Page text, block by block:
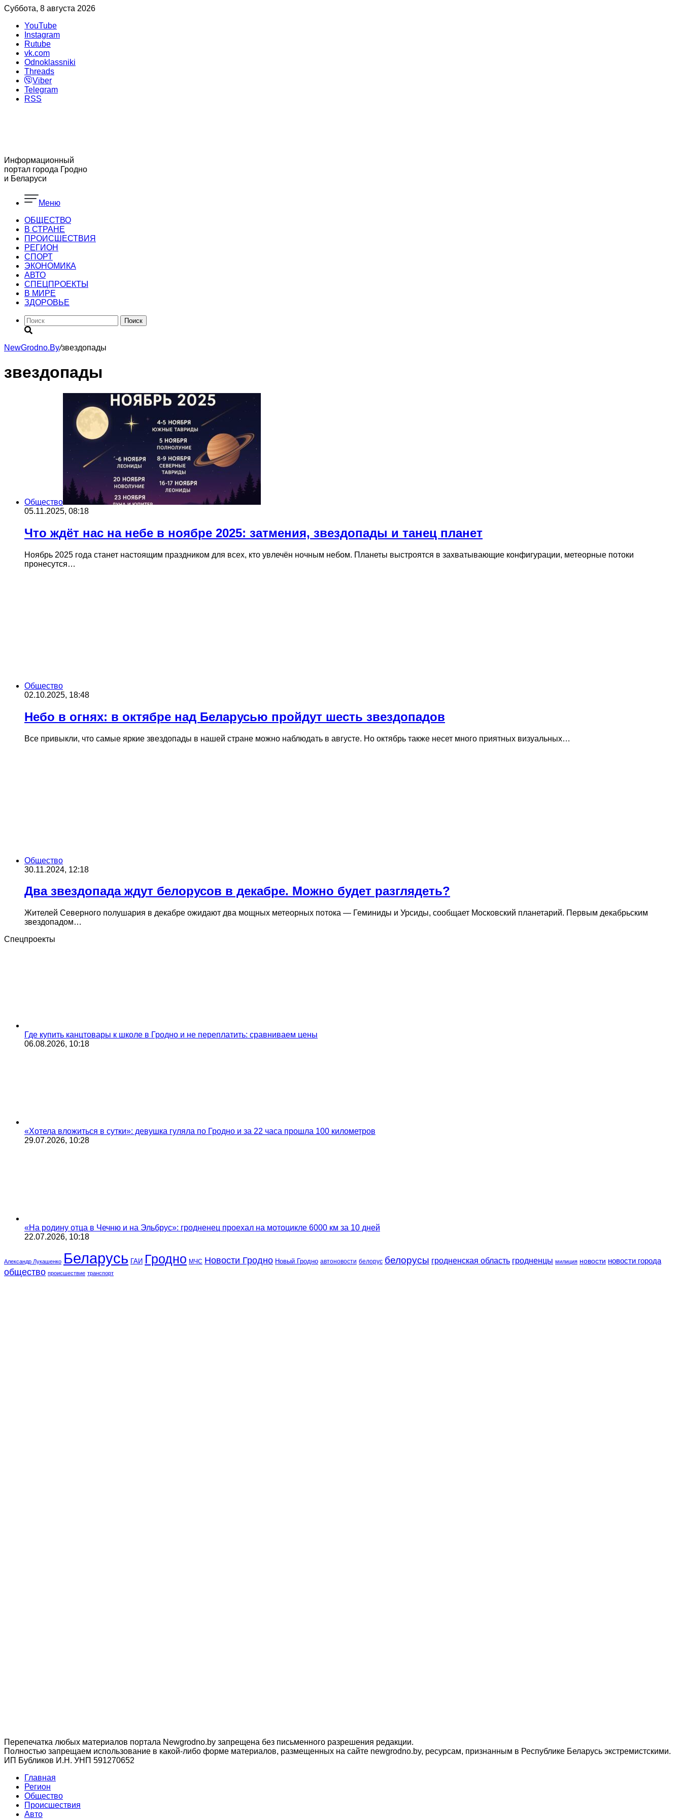
Суббота, 8 августа 2026
YouTube
Instagram
Rutube
vk.com
Odnoklassniki
Threads
Viber
Telegram
RSS
Информационный
портал города Гродно
и Беларуси
Меню
ОБЩЕСТВО
В СТРАНЕ
ПРОИСШЕСТВИЯ
РЕГИОН
CПОРТ
ЭКОНОМИКА
АВТО
СПЕЦПРОЕКТЫ
В МИРЕ
ЗДОРОВЬЕ
Поиск
NewGrodno.By/звездопады
звездопады
Общество
05.11.2025, 08:18
Что ждёт нас на небе в ноябре 2025: затмения, звездопады и танец планет
Ноябрь 2025 года станет настоящим праздником для всех, кто увлечён ночным небом. Планеты выстроятся в захватывающие конфигурации, метеорные потоки
пронесутся…
Общество
02.10.2025, 18:48
Небо в огнях: в октябре над Беларусью пройдут шесть звездопадов
Все привыкли, что самые яркие звездопады в нашей стране можно наблюдать в августе. Но октябрь также несет много приятных визуальных…
Общество
30.11.2024, 12:18
Два звездопада ждут белорусов в декабре. Можно будет разглядеть?
Жителей Северного полушария в декабре ожидают два мощных метеорных потока — Геминиды и Урсиды, сообщает Московский планетарий. Первым декабрьским
звездопадом…
Спецпроекты
Где купить канцтовары к школе в Гродно и не переплатить: сравниваем цены
06.08.2026, 10:18
«Хотела вложиться в сутки»: девушка гуляла по Гродно и за 22 часа прошла 100 километров
29.07.2026, 10:28
«На родину отца в Чечню и на Эльбрус»: гродненец проехал на мотоцикле 6000 км за 10 дней
22.07.2026, 10:18
Александр Лукашенко Беларусь ГАИ Гродно МЧС Новости Гродно Новый Гродно автоновости белорус белорусы гродненская область гродненцы милиция новости новости города
общество происшествие транспорт
Перепечатка любых материалов портала Newgrodno.by запрещена без письменного разрешения редакции.
Полностью запрещаем использование в какой-либо форме материалов, размещенных на сайте newgrodno.by, ресурсам, признанным в Республике Беларусь экстремистскими.
ИП Бубликов И.Н. УНП 591270652
Главная
Регион
Общество
Происшествия
Авто